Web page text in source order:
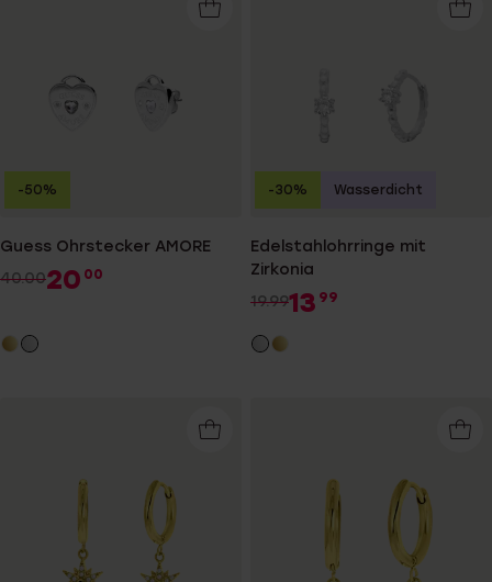
Guess Ohrstecker AMORE
40.0020 00
-50%
Edelstahlohrringe mit
Zirkonia
19.9913 99
-30% Wasserdicht